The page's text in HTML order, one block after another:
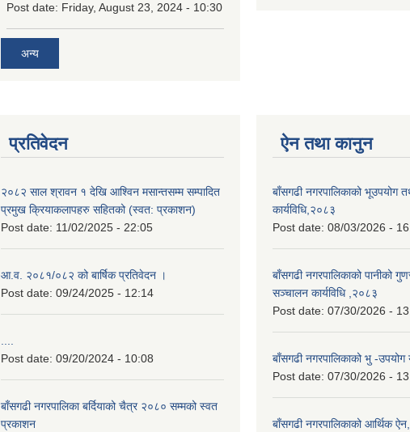
Post date: Friday, August 23, 2024 - 10:30
अन्य
प्रतिवेदन
२०८२ साल श्रावन १ देखि आश्विन मसान्तसम्म सम्पादित
प्रमुख क्रियाकलापहरु सहितको (स्वत: प्रकाशन)
Post date: 11/02/2025 - 22:05
आ.व. २०८१/०८२ को बार्षिक प्रतिवेदन ।
Post date: 09/24/2025 - 12:14
Post date: 09/20/2024 - 10:08
बाँसगढी नगरपालिका बर्दियाको चैत्र २०८० सम्मको स्वत
प्रकाशन
ऐन तथा कानुन
बाँसगढी नगरपालिकाको भूउपयोग
कार्यविधि,२०८३
Post date: 08/03/2026 -
बाँसगढी नगरपालिकाको पानीको
सञ्चालन कार्यविधि ,२०८३
Post date: 07/30/2026 -
बाँसगढी नगरपालिकाको भु -
Post date: 07/30/2026 -
बाँसगढी नगरपालिकाको आर्थिक